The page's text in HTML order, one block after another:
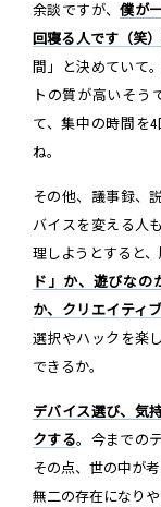
余談ですが、僕が
回寝る人です（笑）
間」と決めていて
トの質が高いそう
て、集中の時間を
ね。
その他、議事録、
バイスを変える人
理しようとすると、
ド」か、遊びな
か、クリエイティブ
選択やハックを楽
できるか。
デバイス選び、気
クする。今までの
その点、世の中が
無二の存在になりや